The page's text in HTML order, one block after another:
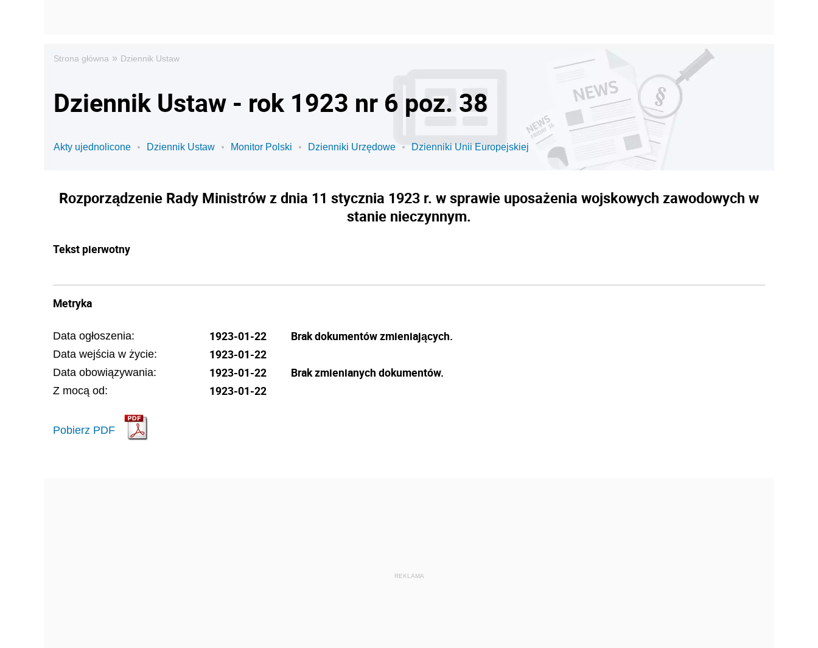
Strona główna » Dziennik Ustaw
Dziennik Ustaw - rok 1923 nr 6 poz. 38
Akty ujednolicone Dziennik Ustaw Monitor Polski Dzienniki Urzędowe Dzienniki Unii Europejskiej
Rozporządzenie Rady Ministrów z dnia 11 stycznia 1923 r. w sprawie uposażenia wojskowych zawodowych w
stanie nieczynnym.
Tekst pierwotny
Metryka
Data ogłoszenia: 1923-01-22
Data wejścia w życie: 1923-01-22
Data obowiązywania: 1923-01-22
Z mocą od: 1923-01-22
Pobierz PDF
Brak dokumentów zmieniających.
Brak zmienianych dokumentów.